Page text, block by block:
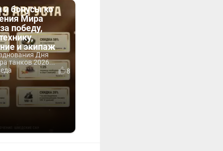
и бонусы ко
Мира
победу,
и экипаж
Дня
танков 2026...
8